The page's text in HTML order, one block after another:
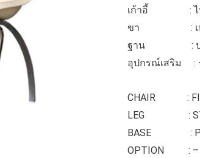
เก้าอี้ : ไฟเบ
ขา : เหล็ก
ฐาน : ปลา
อุปกรณ์เสริม :
CHAIR :
LEG : STEEL
BASE :
OPTION : –